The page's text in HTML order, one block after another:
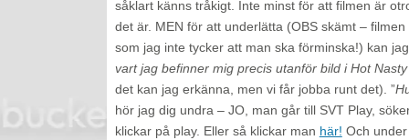
såklart känns tråkigt. Inte minst för att filmen är
det är. MEN för att underlätta (OBS skämt –
som jag inte tycker att man ska förminska!) kan
vart jag befinner mig precis utanför bild i Hot
det kan jag erkänna, men vi får jobba runt det). ”
hör jag dig undra – JO, man går till SVT Play,
klickar på play. Eller så klickar man här! Och